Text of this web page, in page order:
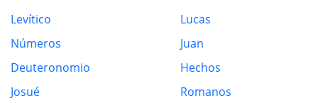
Levítico
Números
Deuteronomio
Josué
Lucas
Juan
Hechos
Romanos